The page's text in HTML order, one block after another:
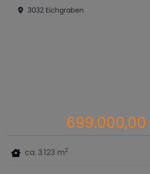
3032 Eichgraben
ca. 3.123 m2